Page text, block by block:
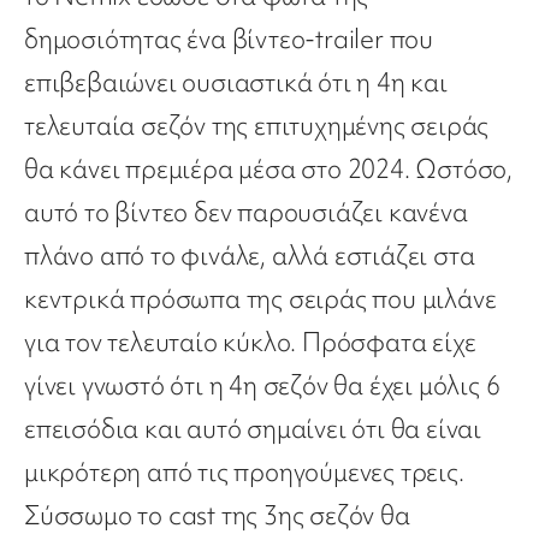
δημοσιότητας ένα βίντεο-trailer που
επιβεβαιώνει ουσιαστικά ότι η 4η και
τελευταία σεζόν της επιτυχημένης σειράς
θα κάνει πρεμιέρα μέσα στο 2024. Ωστόσο,
αυτό το βίντεο δεν παρουσιάζει κανένα
πλάνο από το φινάλε, αλλά εστιάζει στα
κεντρικά πρόσωπα της σειράς που μιλάνε
για τον τελευταίο κύκλο. Πρόσφατα είχε
γίνει γνωστό ότι η 4η σεζόν θα έχει μόλις 6
επεισόδια και αυτό σημαίνει ότι θα είναι
μικρότερη από τις προηγούμενες τρεις.
Σύσσωμο το cast της 3ης σεζόν θα